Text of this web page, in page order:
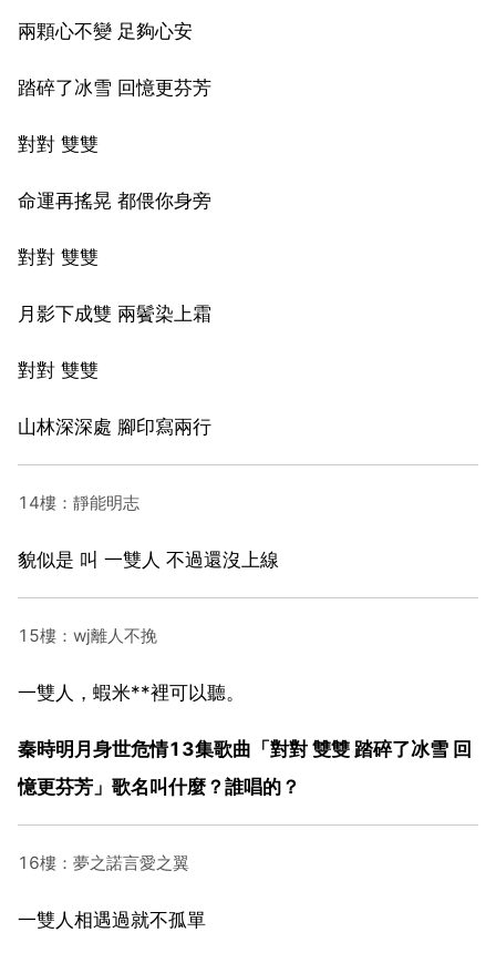
兩顆心不變 足夠心安
踏碎了冰雪 回憶更芬芳
對對 雙雙
命運再搖晃 都偎你身旁
對對 雙雙
月影下成雙 兩鬢染上霜
對對 雙雙
山林深深處 腳印寫兩行
14樓：靜能明志
貌似是 叫 一雙人 不過還沒上線
15樓：wj離人不挽
一雙人，蝦米**裡可以聽。
秦時明月身世危情13集歌曲「對對 雙雙 踏碎了冰雪 回
憶更芬芳」歌名叫什麼？誰唱的？
16樓：夢之諾言愛之翼
一雙人相遇過就不孤單